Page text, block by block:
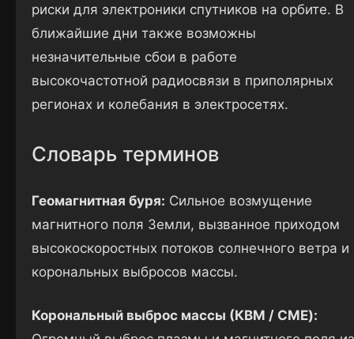
риски для электроники спутников на орбите. В
ближайшие дни также возможны
незначительные сбои в работе
высокочастотной радиосвязи в приполярных
регионах и колебания в электросетях.
Словарь терминов
Геомагнитная буря: Сильное возмущение
магнитного поля Земли, вызванное приходом
высокоскоростных потоков солнечного ветра и
корональных выбросов массы.
Корональный выброс массы (КВМ / CME):